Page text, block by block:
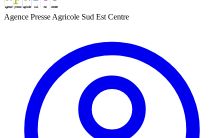
Agence Presse Agricole Sud Est Centre